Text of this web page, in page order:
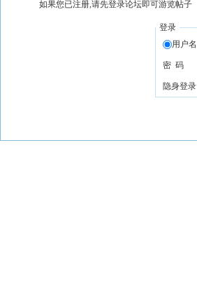
如果您已注册,请先登录论坛即可游览帖子
登录
用户名
密 码
隐身登录